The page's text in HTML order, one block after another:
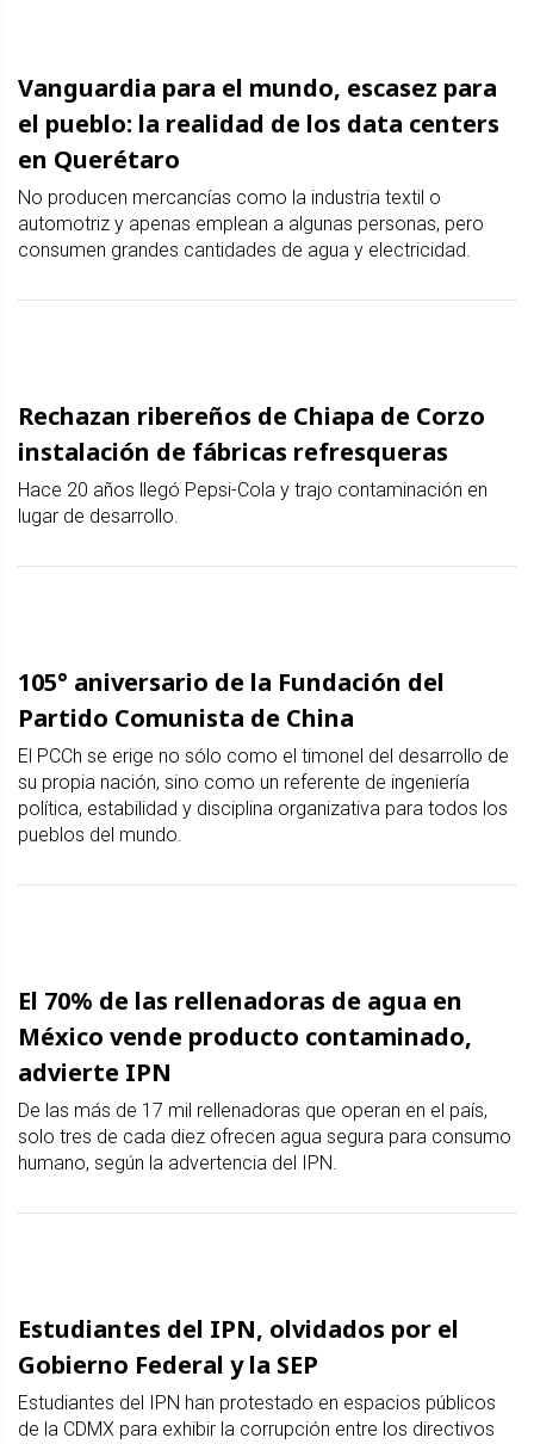
Vanguardia para el mundo, escasez para
el pueblo: la realidad de los data centers
en Querétaro
No producen mercancías como la industria textil o
automotriz y apenas emplean a algunas personas, pero
consumen grandes cantidades de agua y electricidad.
Rechazan ribereños de Chiapa de Corzo
instalación de fábricas refresqueras
Hace 20 años llegó Pepsi-Cola y trajo contaminación en
lugar de desarrollo.
105° aniversario de la Fundación del
Partido Comunista de China
El PCCh se erige no sólo como el timonel del desarrollo de
su propia nación, sino como un referente de ingeniería
política, estabilidad y disciplina organizativa para todos los
pueblos del mundo.
El 70% de las rellenadoras de agua en
México vende producto contaminado,
advierte IPN
De las más de 17 mil rellenadoras que operan en el país,
solo tres de cada diez ofrecen agua segura para consumo
humano, según la advertencia del IPN.
Estudiantes del IPN, olvidados por el
Gobierno Federal y la SEP
Estudiantes del IPN han protestado en espacios públicos
de la CDMX para exhibir la corrupción entre los directivos